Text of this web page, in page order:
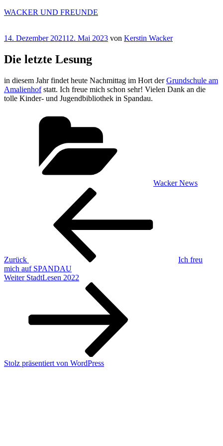
Zum
WACKER UND FREUNDE
Veröffentlicht
14. Dezember 202112. Mai 2023 von Kerstin Wacker
Die letzte Lesung
in diesem Jahr findet heute Nachmittag im Hort derGrundschule am
Amalienhofstatt. Ich freue mich schon sehr! Vielen Dank an die
tolle Kinder- und Jugendbibliothek in Spandau.
Wacker News
Beitragsnavigation
Zurück
Ich freu
mich auf SPANDAU
Nächster
Weiter StadtLesen 2022
Stolz präsentiert von WordPress